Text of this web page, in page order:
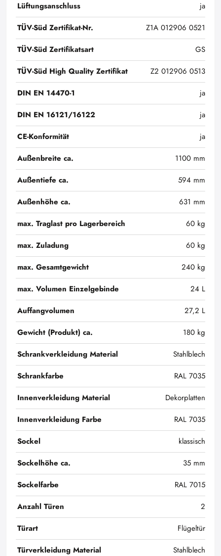
Lüftungsanschluss
ja
TÜV-Süd Zertifikat-Nr.
Z1A 012906 0521
TÜV-Süd Zertifikatsart
GS
TÜV-Süd High Quality Zertifikat
Z2 012906 0513
DIN EN 14470-1
ja
DIN EN 16121/16122
ja
CE-Konformität
ja
Außenbreite ca.
1100 mm
Außentiefe ca.
594 mm
Außenhöhe ca.
631 mm
max. Traglast pro Lagerbereich
60 kg
max. Zuladung
60 kg
max. Gesamtgewicht
240 kg
max. Volumen Einzelgebinde
24 L
Auffangvolumen
27,2 L
Gewicht (Produkt) ca.
180 kg
Schrankverkleidung Material
Stahlblech
Schrankfarbe
RAL 7035
Innenverkleidung Material
Dekorplatten
Innenverkleidung Farbe
RAL 7035
Sockel
klassisch
Sockelhöhe ca.
35 mm
Sockelfarbe
RAL 7015
Anzahl Türen
2
Türart
Flügeltür
Türverkleidung Material
Stahlblech